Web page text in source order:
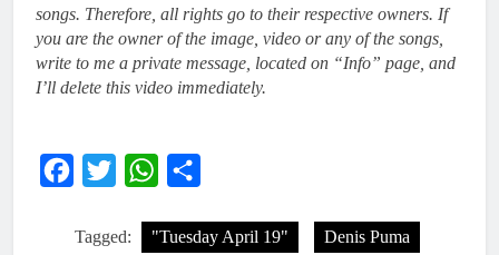
songs. Therefore, all rights go to their respective owners. If
you are the owner of the image, video or any of the songs,
write to me a private message, located on “Info” page, and
I’ll delete this video immediately.
FacebookTwitter WhatsApp
Tagged: "Tuesday April 19" Denis Puma